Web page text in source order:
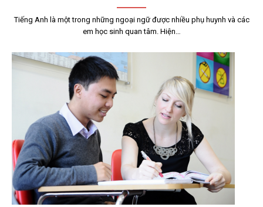
Tiếng Anh là một trong những ngoại ngữ được nhiều phụ huynh và các
em học sinh quan tâm. Hiện…